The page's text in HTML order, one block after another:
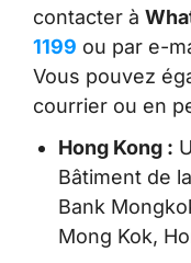
contacter à
1199 ou par e-
Vous pouvez
courrier ou en
Hong Kong :
Bâtiment de
Bank
Mong Kok,